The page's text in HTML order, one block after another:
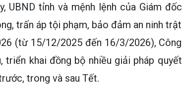
UBND tỉnh và mệnh lệnh của Giám đốc
trấn áp tội phạm, bảo đảm an ninh trật
(từ 15/12/2025 đến 16/3/2026), Công
khai đồng bộ nhiều giải pháp quyết
trong và sau Tết.